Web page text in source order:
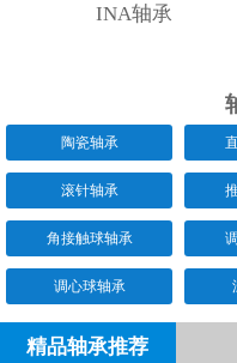
INA轴承
陶瓷轴承
滚针轴承
角接触球轴承
调心球轴承
精品轴承推荐